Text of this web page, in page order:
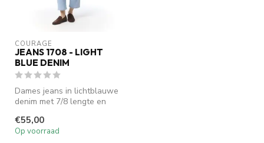
COURAGE
JEANS 1708 - LIGHT
BLUE DENIM
Dames jeans in lichtblauwe
denim met 7/8 lengte en
comfortabel...
€55,00
Op voorraad